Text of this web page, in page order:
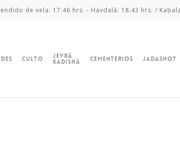
de vela: 17:46 hrs. - Havdalá: 18:43 hrs. /
Culto Jevrá
Kadishá Cementerios Jadashot